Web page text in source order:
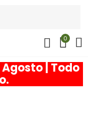
0
Agosto | Todo